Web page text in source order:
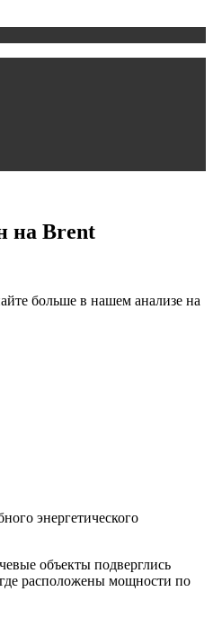
на Brent
больше в нашем анализе на
энергетического
объекты подверглись
расположены мощности по